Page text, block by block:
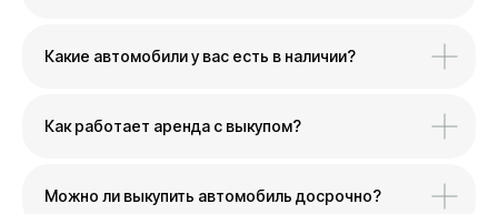
Какие автомобили у вас есть в наличии?
Как работает аренда с выкупом?
Можно ли выкупить автомобиль досрочно?